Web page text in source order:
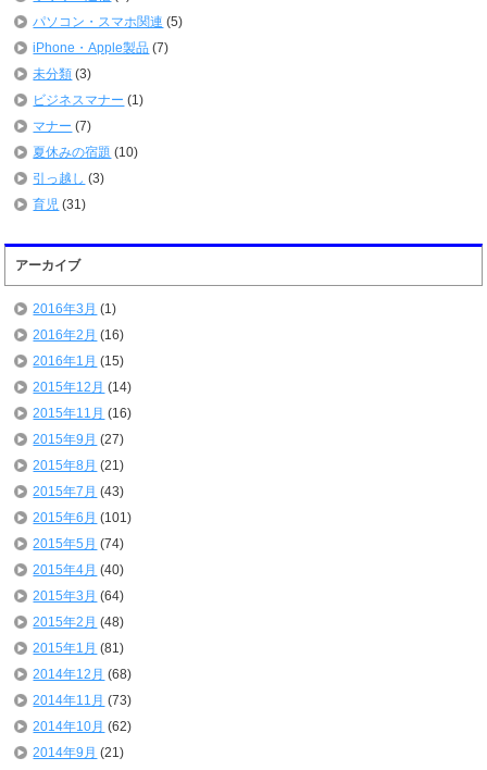
パソコン・スマホ関連 (5)
iPhone・Apple製品 (7)
未分類 (3)
ビジネスマナー (1)
マナー (7)
夏休みの宿題 (10)
引っ越し (3)
育児 (31)
アーカイブ
2016年3月 (1)
2016年2月 (16)
2016年1月 (15)
2015年12月 (14)
2015年11月 (16)
2015年9月 (27)
2015年8月 (21)
2015年7月 (43)
2015年6月 (101)
2015年5月 (74)
2015年4月 (40)
2015年3月 (64)
2015年2月 (48)
2015年1月 (81)
2014年12月 (68)
2014年11月 (73)
2014年10月 (62)
2014年9月 (21)